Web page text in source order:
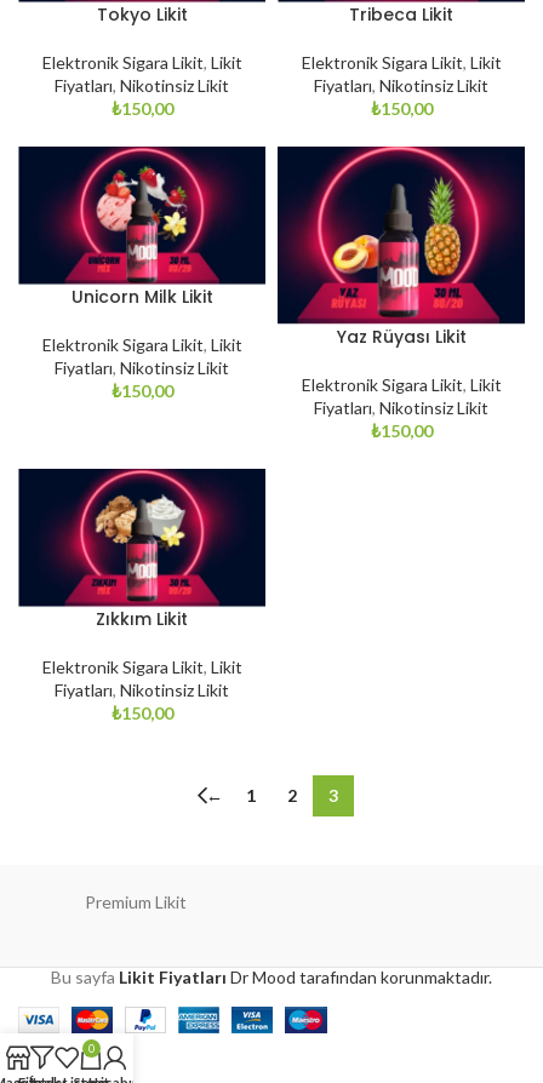
Tokyo Likit
Elektronik Sigara Likit, Likit
Fiyatları, Nikotinsiz Likit
₺150,00
Tribeca Likit
Elektronik Sigara Likit, Likit
Fiyatları, Nikotinsiz Likit
₺150,00
Unicorn Milk Likit
Elektronik Sigara Likit, Likit
Fiyatları, Nikotinsiz Likit
₺150,00
Yaz Rüyası Likit
Elektronik Sigara Likit, Likit
Fiyatları, Nikotinsiz Likit
₺150,00
Zıkkım Likit
Elektronik Sigara Likit, Likit
Fiyatları, Nikotinsiz Likit
₺150,00
← 1 2 3
Premium Likit
Bu sayfa Likit Fiyatları Dr Mood tarafından korunmaktadır.
0